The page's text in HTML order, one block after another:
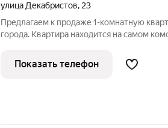
улица Декабристов, 23
Предлагаем к продаже 1-комнатную
города. Квартира находится на самом
застеклен. Инфраструктура вблизи дома
2 школы, в
Показать телефон